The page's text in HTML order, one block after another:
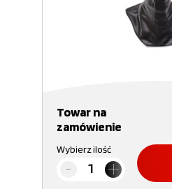
Towar na
zamówienie
Wybierz ilość